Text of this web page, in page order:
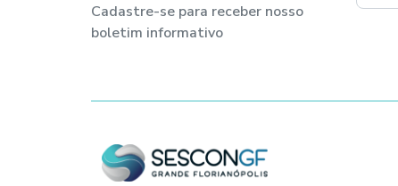
Cadastre-se para receber nosso
boletim informativo